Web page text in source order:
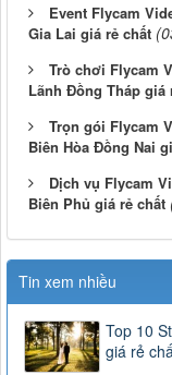
Event Flycam
Gia Lai giá rẻ chất
Trò chơi Flycam
Lãnh Đồng Tháp giá
Trọn gói Flycam
Biên Hòa Đồng Nai
Dịch vụ Flycam
Biên Phủ giá rẻ chất
Tin xem nhiều
Top 10
giá rẻ